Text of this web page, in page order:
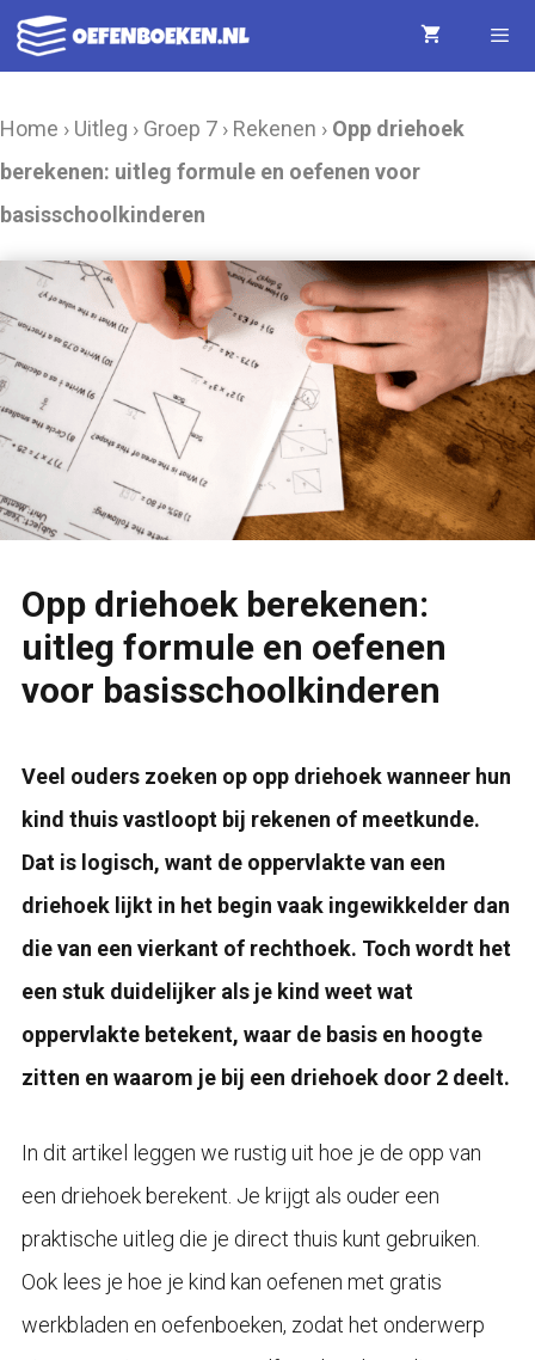
Ga
naar
Home › Uitleg › Groep 7 › Rekenen › Opp driehoek
berekenen: uitleg formule en oefenen voor
basisschoolkinderen
Opp driehoek berekenen:
uitleg formule en oefenen
voor basisschoolkinderen
Veel ouders zoeken op opp driehoek wanneer hun
kind thuis vastloopt bij rekenen of meetkunde.
Dat is logisch, want de oppervlakte van een
driehoek lijkt in het begin vaak ingewikkelder dan
die van een vierkant of rechthoek. Toch wordt het
een stuk duidelijker als je kind weet wat
oppervlakte betekent, waar de basis en hoogte
zitten en waarom je bij een driehoek door 2 deelt.
In dit artikel leggen we rustig uit hoe je de opp van
een driehoek berekent. Je krijgt als ouder een
praktische uitleg die je direct thuis kunt gebruiken.
Ook lees je hoe je kind kan oefenen met gratis
werkbladen en oefenboeken, zodat het onderwerp